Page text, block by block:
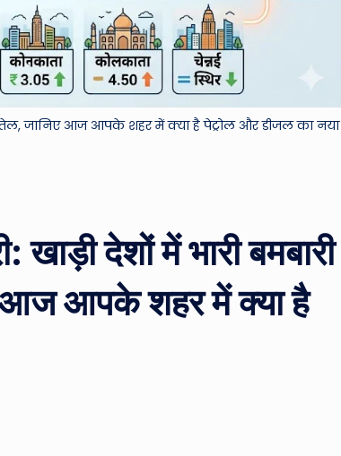
&
M
o
vi
e
w
तेल, जानिए आज आपके शहर में क्या है पेट्रोल और डीजल का नया
देशों में भारी बमबारी
आज आपके शहर में क्या है